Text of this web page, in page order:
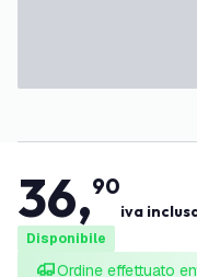
36,90
iva
Disponibile
Ordine effettuato